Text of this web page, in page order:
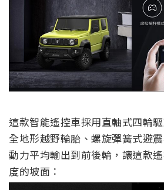
這款智能遙控車採用直軸式四輪
全地形越野輪胎、螺旋彈簧式避
動力平均輸出到前後輪，讓這款
度的坡面：